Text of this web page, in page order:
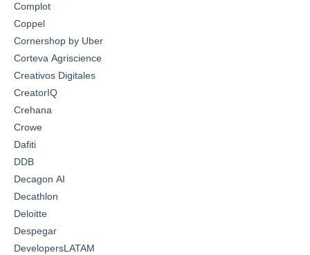
Complot
Coppel
Cornershop by Uber
Corteva Agriscience
Creativos Digitales
CreatorIQ
Crehana
Crowe
Dafiti
DDB
Decagon AI
Decathlon
Deloitte
Despegar
DevelopersLATAM